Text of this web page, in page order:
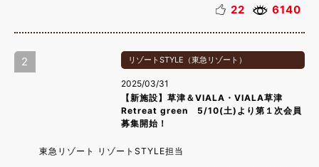
22 6140
2 リゾートSTYLE（東急リゾート）
2025/03/31
【新施設】草津＆VIALA・VIALA草津
Retreat green 5/10(土)より第１次会員
募集開始！
東急リゾート リゾートSTYLE担当